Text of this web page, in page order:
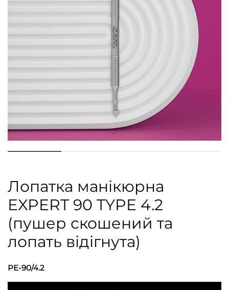
Лопатка манікюрна
EXPERT 90 TYPE 4.2
(пушер скошений та
лопать відігнута)
PE-90/4.2